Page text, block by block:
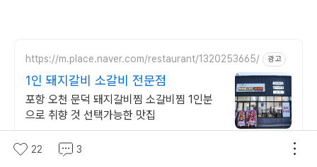
https://m.place.naver.com/restaurant/1320253665/ 광고
1인 돼지갈비 소갈비 전문점
포항 오천 문덕 돼지갈비찜 소갈비찜 1인분
으로 취향 것 선택가능한 맛집
22 3